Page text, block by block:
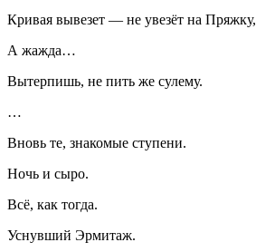
Кривая вывезет — не увезёт на Пряжку,
А жажда…
Вытерпишь, не пить же сулему.
…
Вновь те, знакомые ступени.
Ночь и сыро.
Всё, как тогда.
Уснувший Эрмитаж.